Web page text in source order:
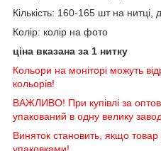
Кількість: 160-165 шт на
Колір: колір на фото
ціна вказана за 1 нитку
Кольори на моніторі можуть
кольорів!
ВАЖЛИВО! При купівлі за
упакований в одну велику
Виняток становить, якщо
упаковками!